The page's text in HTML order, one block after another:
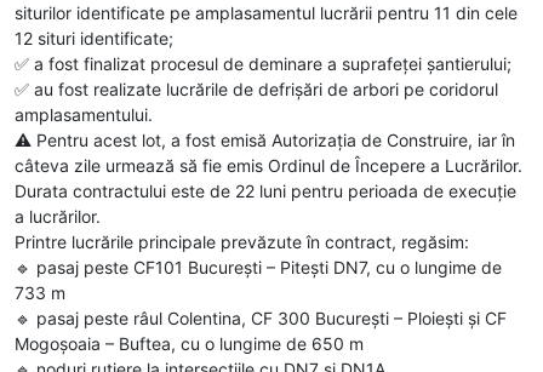
siturilor identificate pe amplasamentul lucrării pentru 11 din cele
12 situri identificate;
✅️ a fost finalizat procesul de deminare a suprafeței șantierului;
✅️ au fost realizate lucrările de defrișări de arbori pe coridorul
amplasamentului.
⚠️ Pentru acest lot, a fost emisă Autorizația de Construire, iar în
câteva zile urmează să fie emis Ordinul de Începere a Lucrărilor.
Durata contractului este de 22 luni pentru perioada de execuție
a lucrărilor.
Printre lucrările principale prevăzute în contract, regăsim:
🔹️ pasaj peste CF101 București – Pitești DN7, cu o lungime de
733 m
🔹️ pasaj peste râul Colentina, CF 300 București – Ploiești și CF
Mogoșoaia – Buftea, cu o lungime de 650 m